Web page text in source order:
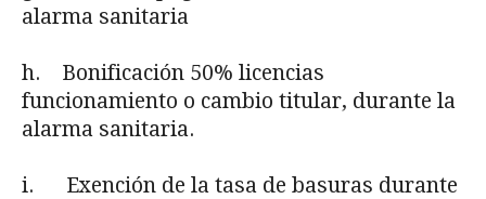
alarma sanitaria
h. Bonificación 50% licencias
funcionamiento o cambio titular, durante la
alarma sanitaria.
i. Exención de la tasa de basuras durante